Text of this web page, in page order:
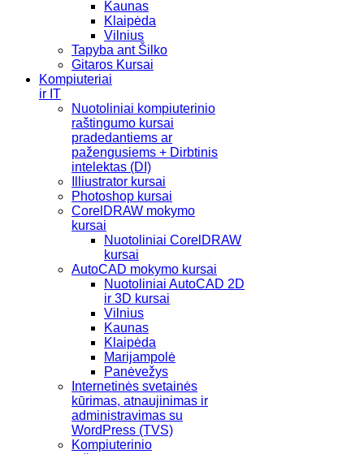
Kaunas
Klaipėda
Vilnius
Tapyba ant Šilko
Gitaros Kursai
Kompiuteriai
ir IT
Nuotoliniai kompiuterinio
raštingumo kursai
pradedantiems ar
pažengusiems + Dirbtinis
intelektas (DI)
Illiustrator kursai
Photoshop kursai
CorelDRAW mokymo
kursai
Nuotoliniai CorelDRAW
kursai
AutoCAD mokymo kursai
Nuotoliniai AutoCAD 2D
ir 3D kursai
Vilnius
Kaunas
Klaipėda
Marijampolė
Panėvežys
Internetinės svetainės
kūrimas, atnaujinimas ir
administravimas su
WordPress (TVS)
Kompiuterinio